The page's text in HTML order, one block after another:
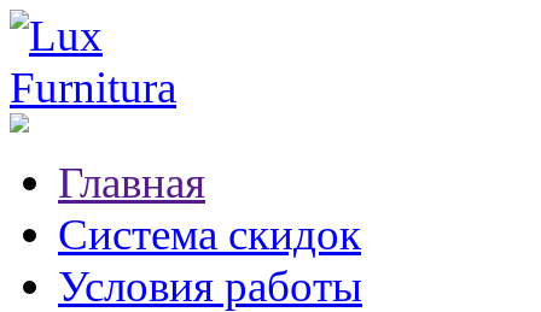
Главная
Система скидок
Условия работы